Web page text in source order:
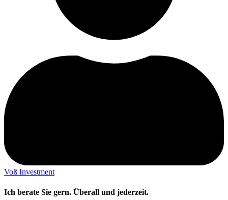
Voß Investment
Ich berate Sie gern. Überall und jederzeit.